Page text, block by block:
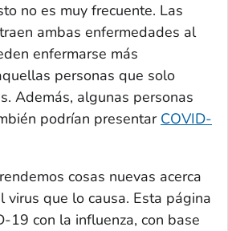
no es muy frecuente. Las
ambas enfermedades al
enfermarse más
personas que solo
Además, algunas personas
podrían presentar COVID-
cosas nuevas acerca
que lo causa. Esta página
19 con la influenza, con base